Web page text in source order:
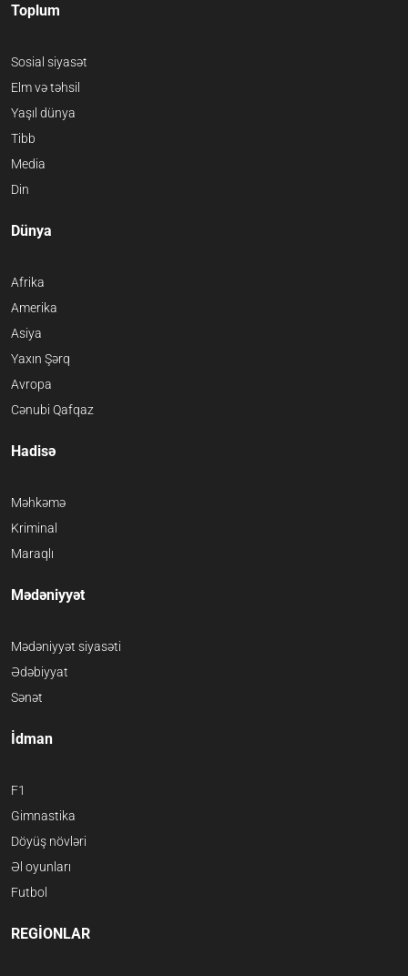
Toplum
Sosial siyasət
Elm və təhsil
Yaşıl dünya
Tibb
Media
Din
Dünya
Afrika
Amerika
Asiya
Yaxın Şərq
Avropa
Cənubi Qafqaz
Hadisə
Məhkəmə
Kriminal
Maraqlı
Mədəniyyət
Mədəniyyət siyasəti
Ədəbiyyat
Sənət
İdman
F1
Gimnastika
Döyüş növləri
Əl oyunları
Futbol
REGİONLAR